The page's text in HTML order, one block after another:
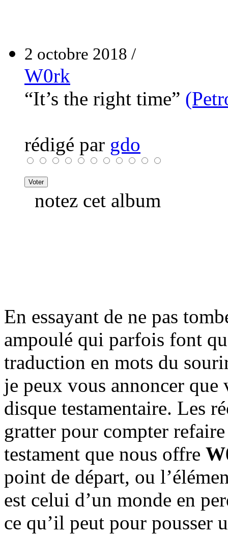
2 octobre 2018 /
W0rk
“It’s the right time”
rédigé par gdo
notez cet album
En essayant de ne pas
ampoulé qui parfois font
traduction en mots du
je peux vous annoncer que
disque testamentaire. Les
gratter pour compter
testament que nous offre
point de départ, ou
est celui d’un monde en
ce qu’il peut pour pousser